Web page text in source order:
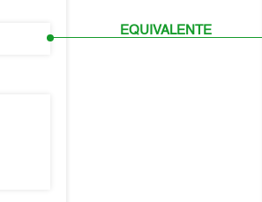
EQUIVALENTE